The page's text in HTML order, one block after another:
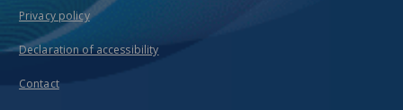
Privacy policy
Declaration of accessibility
Contact